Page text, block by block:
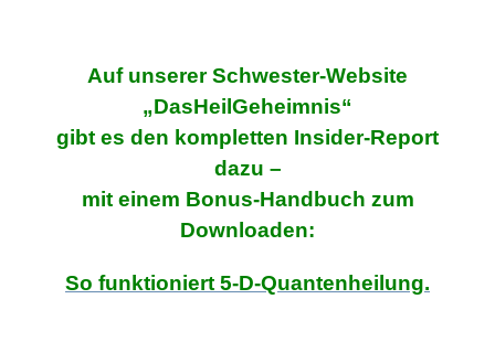
Auf unserer Schwester-Website
„DasHeilGeheimnis“
gibt es den kompletten Insider-Report
dazu –
mit einem Bonus-Handbuch zum
Downloaden:
So funktioniert 5-D-Quantenheilung.